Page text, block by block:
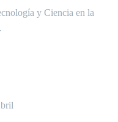
y Ciencia en la